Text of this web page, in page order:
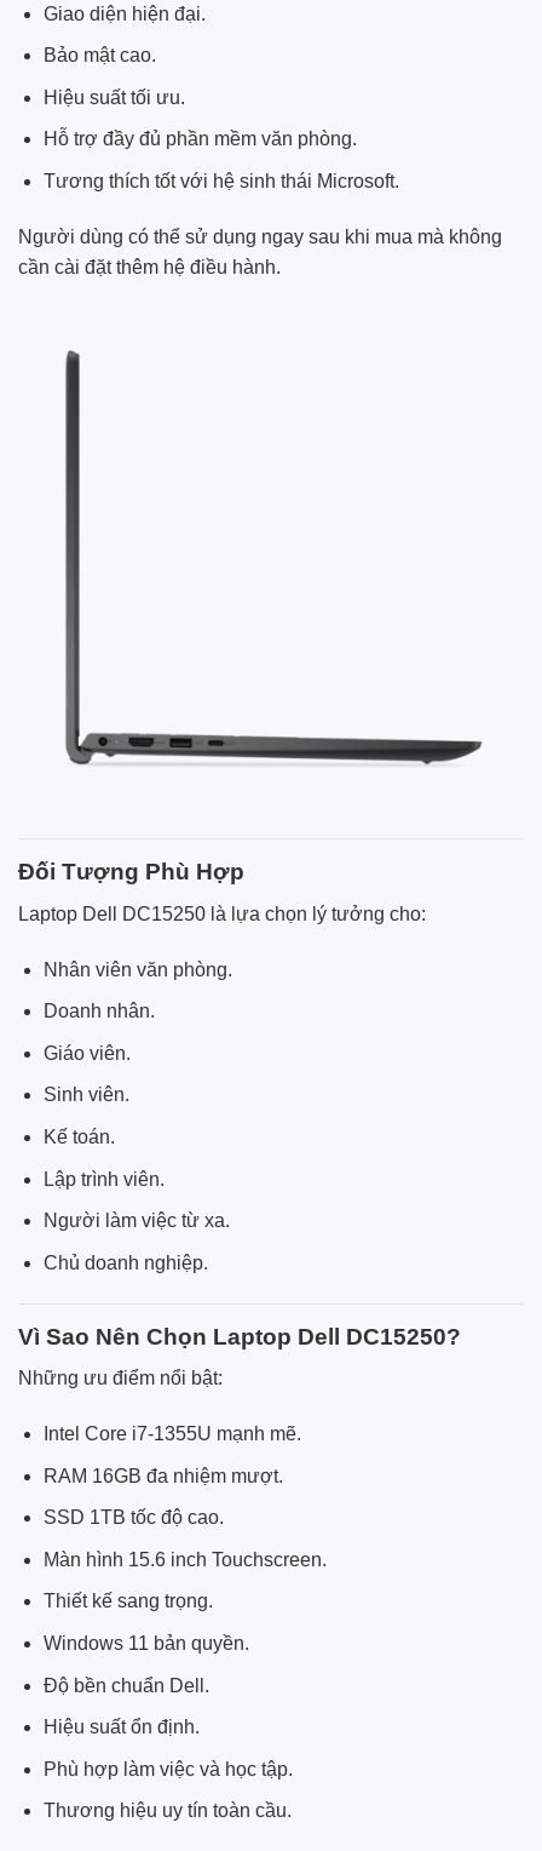
Giao diện hiện đại.
Bảo mật cao.
Hiệu suất tối ưu.
Hỗ trợ đầy đủ phần mềm văn phòng.
Tương thích tốt với hệ sinh thái Microsoft.
Người dùng có thể sử dụng ngay sau khi mua mà không
cần cài đặt thêm hệ điều hành.
Đối Tượng Phù Hợp
Laptop Dell DC15250 là lựa chọn lý tưởng cho:
Nhân viên văn phòng.
Doanh nhân.
Giáo viên.
Sinh viên.
Kế toán.
Lập trình viên.
Người làm việc từ xa.
Chủ doanh nghiệp.
Vì Sao Nên Chọn Laptop Dell DC15250?
Những ưu điểm nổi bật:
Intel Core i7-1355U mạnh mẽ.
RAM 16GB đa nhiệm mượt.
SSD 1TB tốc độ cao.
Màn hình 15.6 inch Touchscreen.
Thiết kế sang trọng.
Windows 11 bản quyền.
Độ bền chuẩn Dell.
Hiệu suất ổn định.
Phù hợp làm việc và học tập.
Thương hiệu uy tín toàn cầu.